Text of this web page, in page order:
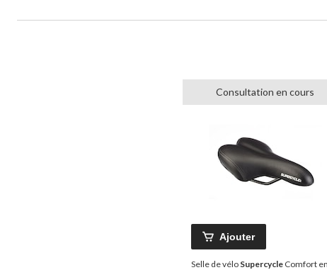
Consultation en cours
Ajouter
Selle de vélo Supercycle Comfort en